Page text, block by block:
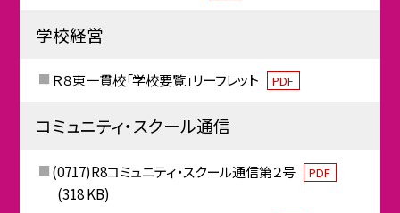
学校経営
Ｒ８東一貫校「学校要覧」リーフレット PDF
コミュニティ・スクール通信
(0717)R8コミュニティ・スクール通信第２号 PDF
(318 KB)